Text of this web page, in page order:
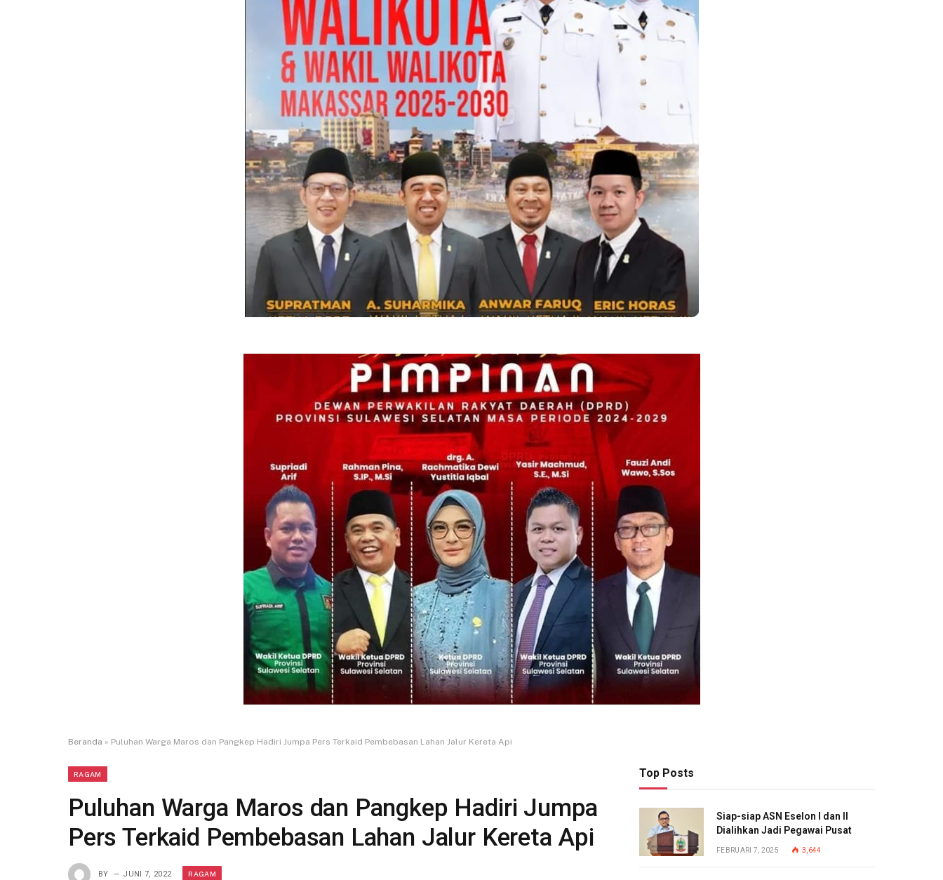
Beranda » Puluhan Warga Maros dan Pangkep Hadiri Jumpa Pers Terkaid Pembebasan Lahan Jalur Kereta Api
RAGAM
Puluhan Warga Maros dan Pangkep Hadiri Jumpa
Pers Terkaid Pembebasan Lahan Jalur Kereta Api
BY JUNI 7, 2022 RAGAM
Top Posts
Siap-siap ASN Eselon I dan II
Dialihkan Jadi Pegawai Pusat
FEBRUARI 7, 2025 3,644